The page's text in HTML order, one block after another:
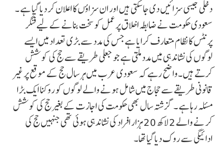
دخلی جیسی سزائیں دی جا سکتی ہیں اور ان سزاؤں کا اعلان کر دیا گیا ہے ۔
سعودی حکومت نے ضابطہ اخلاق پر عمل کو سخت بنانے کے لیے فنگر
پرنٹس کا نظام متعارف کرایا ہے جس کی مدد سے بڑی تعداد میں ایسے
لوگوں کی نشاندہی میں مدد ملتی ہے جو جعلی طریقے سے حج کی کوشش
کرتے ہیں۔واضح رہے کہ سعودی عرب میں ہر سال حج کے موقع پر غیر
قانونی طریقے سے حجاج میں شامل ہونے والے لوگوں کو روکنا ایک بڑا
مسئلہ رہا ہے ۔ گزشتہ سال بھی حکومت کی اجازت کے بغیر حج کی کوشش
کر نے والے 2 لاکھ 20 ہزار افراد کی نشاندہی ہوئی تھی جنہیں حج کی
ادائیگی سے روک دیا گیا تھا۔